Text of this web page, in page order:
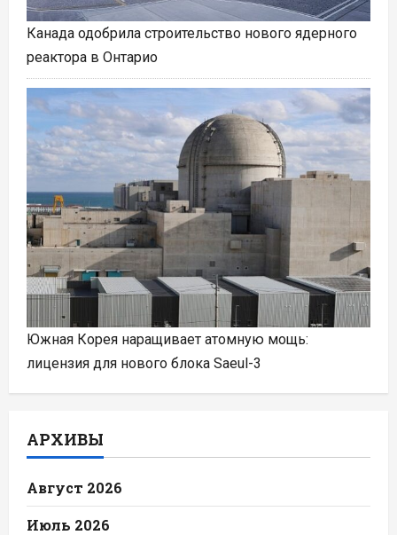
Канада одобрила строительство нового ядерного
реактора в Онтарио
Южная Корея наращивает атомную мощь:
лицензия для нового блока Saeul-3
АРХИВЫ
Август 2026
Июль 2026